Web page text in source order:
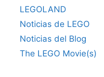
LEGOLAND
Noticias de LEGO
Noticias del Blog
The LEGO Movie(s)